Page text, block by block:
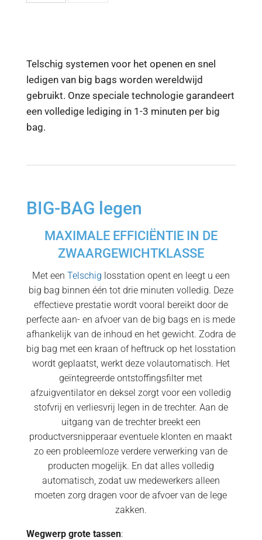
Telschig systemen voor het openen en snel
ledigen van big bags worden wereldwijd
gebruikt. Onze speciale technologie garandeert
een volledige lediging in 1-3 minuten per big
bag.
BIG-BAG legen
MAXIMALE EFFICIËNTIE IN DE
ZWAARGEWICHTKLASSE
Met een Telschig losstation opent en leegt u een
big bag binnen één tot drie minuten volledig. Deze
effectieve prestatie wordt vooral bereikt door de
perfecte aan- en afvoer van de big bags en is mede
afhankelijk van de inhoud en het gewicht. Zodra de
big bag met een kraan of heftruck op het losstation
wordt geplaatst, werkt deze volautomatisch. Het
geïntegreerde ontstoffingsfilter met
afzuigventilator en deksel zorgt voor een volledig
stofvrij en verliesvrij legen in de trechter. Aan de
uitgang van de trechter breekt een
productversnipperaar eventuele klonten en maakt
zo een probleemloze verdere verwerking van de
producten mogelijk. En dat alles volledig
automatisch, zodat uw medewerkers alleen
moeten zorg dragen voor de afvoer van de lege
zakken.
Wegwerp grote tassen: